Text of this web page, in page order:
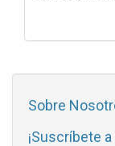
Sobre
¡Suscríbete